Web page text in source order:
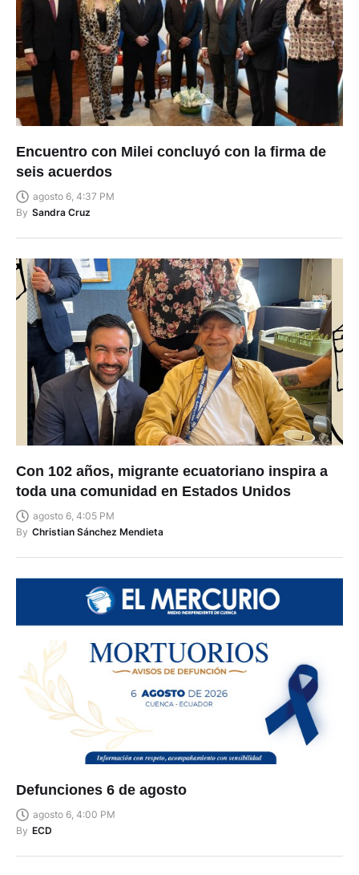
Encuentro con Milei concluyó con la firma de
seis acuerdos
agosto 6, 4:37 PM
By Sandra Cruz
Con 102 años, migrante ecuatoriano inspira a
toda una comunidad en Estados Unidos
agosto 6, 4:05 PM
By Christian Sánchez Mendieta
Defunciones 6 de agosto
agosto 6, 4:00 PM
By ECD